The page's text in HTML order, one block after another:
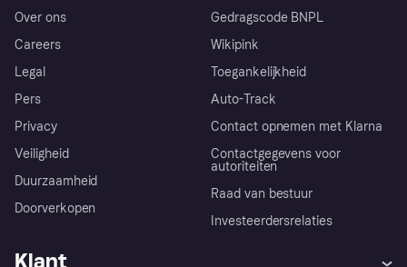
Over ons
Careers
Legal
Pers
Privacy
Veiligheid
Duurzaamheid
Doorverkopen
Gedragscode BNPL
Wikipink
Toegankelijkheid
Auto-Track
Contact opnemen met Klarna
Contactgegevens voor
autoriteiten
Raad van bestuur
Investeerdersrelaties
Klant